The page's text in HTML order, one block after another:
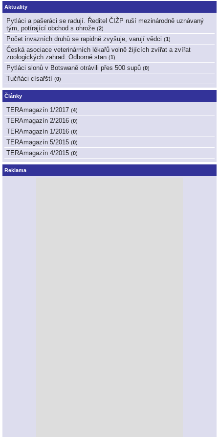
Aktuality
Pytláci a pašeráci se radují. Ředitel ČIŽP ruší mezinárodně uznávaný
tým, potírající obchod s ohrože (2)
Počet invazních druhů se rapidně zvyšuje, varují vědci (1 )
Česká asociace veterinárních lékařů volně žijících zvířat a zvířat
zoologických zahrad: Odborné stan (1 )
Pytláci slonů v Botswaně otrávili přes 500 supů (0)
Tučňáci císařští (0)
Články
TERAmagazín 1/2017 (4)
TERAmagazín 2/2016 (0)
TERAmagazín 1/2016 (0)
TERAmagazín 5/2015 (0)
TERAmagazín 4/2015 (0)
Reklama